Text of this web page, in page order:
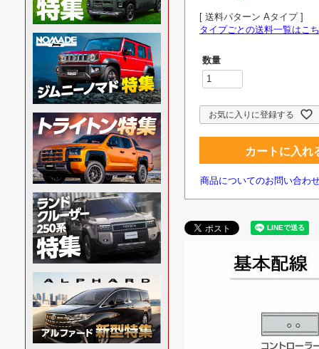
送料パターン Aタイプ
タイプごとの送料一覧はこ
お気に入りに登録する
カートに入れ
商品についてのお問い合わ